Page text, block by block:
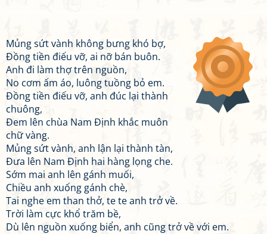
Mủng sứt vành không bưng khó bợ,
Đồng tiền điếu vỡ, ai nỡ bán buôn.
Anh đi làm thợ trên nguồn,
No cơm ấm áo, luông tuồng bỏ em.
Đồng tiền điếu vỡ, anh đúc lại thành
chuông,
Đem lên chùa Nam Định khắc muôn
chữ vàng.
Mủng sứt vành, anh lận lại thành tàn,
Đưa lên Nam Định hai hàng lọng che.
Sớm mai anh lên gánh muối,
Chiều anh xuống gánh chè,
Tai nghe em than thở, te te anh trở về.
Trời làm cực khổ trăm bề,
Dù lên nguồn xuống biển, anh cũng trở về với em.